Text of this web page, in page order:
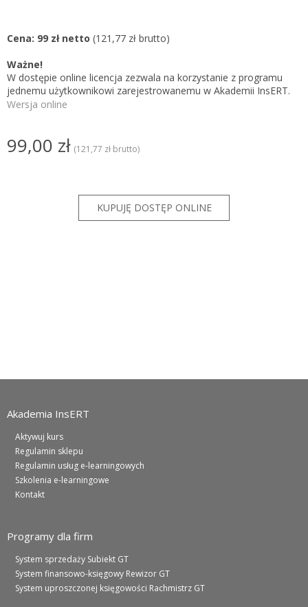
Cena: 99 zł netto (121,77 zł brutto)
Ważne!
W dostępie online licencja zezwala na korzystanie z programu
jednemu użytkownikowi zarejestrowanemu w Akademii InsERT.
Wersja online
99,00 zł (121,77 zł brutto)
Akademia InsERT
Aktywuj kurs
Regulamin sklepu
Regulamin usług e-learningowych
Szkolenia e-learningowe
Kontakt
Programy dla firm
System sprzedaży Subiekt GT
System finansowo-księgowy Rewizor GT
System uproszczonej księgowości Rachmistrz GT